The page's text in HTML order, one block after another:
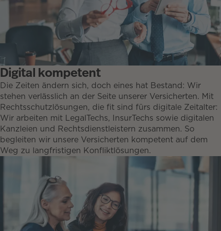
Digital kompetent
Die Zeiten ändern sich, doch eines hat Bestand: Wir
stehen verlässlich an der Seite unserer Versicherten. Mit
Rechtsschutzlösungen, die fit sind fürs digitale Zeitalter:
Wir arbeiten mit LegalTechs, InsurTechs sowie digitalen
Kanzleien und Rechtsdienstleistern zusammen. So
begleiten wir unsere Versicherten kompetent auf dem
Weg zu langfristigen Konfliktlösungen.